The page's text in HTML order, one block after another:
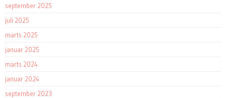
september 2025
juli 2025
marts 2025
januar 2025
marts 2024
januar 2024
september 2023